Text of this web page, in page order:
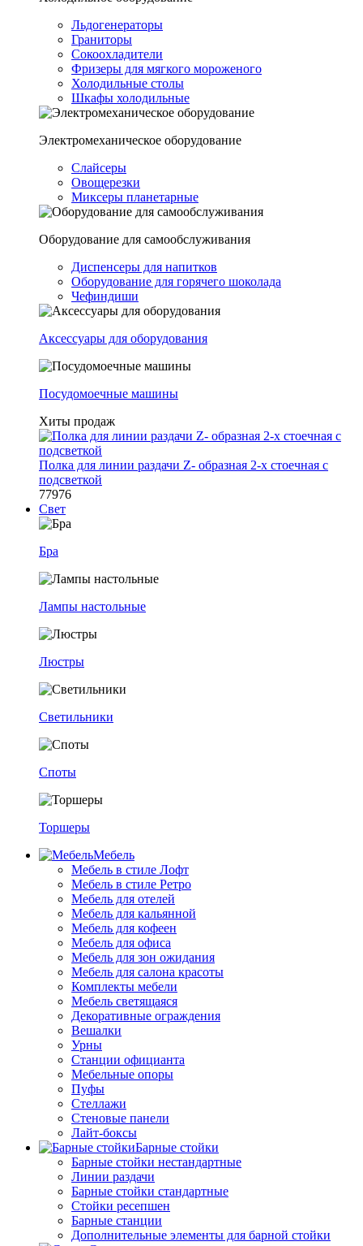
Льдогенераторы
Граниторы
Сокоохладители
Фризеры для мягкого мороженого
Холодильные столы
Шкафы холодильные
Электромеханическое оборудование
Слайсеры
Овощерезки
Миксеры планетарные
Оборудование для самообслуживания
Диспенсеры для напитков
Оборудование для горячего шоколада
Чефиндиши
Аксессуары для оборудования
Посудомоечные машины
Хиты продаж
Полка для линии раздачи Z- образная 2-х стоечная с
подсветкой
77976
Свет
Бра
Лампы настольные
Люстры
Светильники
Споты
Торшеры
Мебель
Мебель в стиле Лофт
Мебель в стиле Ретро
Мебель для отелей
Мебель для кальянной
Мебель для кофеен
Мебель для офиса
Мебель для зон ожидания
Мебель для салона красоты
Комплекты мебели
Мебель светящаяся
Декоративные ограждения
Вешалки
Урны
Станции официанта
Мебельные опоры
Пуфы
Стеллажи
Стеновые панели
Лайт-боксы
Барные стойки
Барные стойки нестандартные
Линии раздачи
Барные стойки стандартные
Стойки ресепшен
Барные станции
Дополнительные элементы для барной стойки